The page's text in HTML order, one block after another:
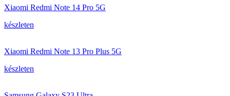
Xiaomi Redmi Note 14 Pro 5G
készleten
Xiaomi Redmi Note 13 Pro Plus 5G
készleten